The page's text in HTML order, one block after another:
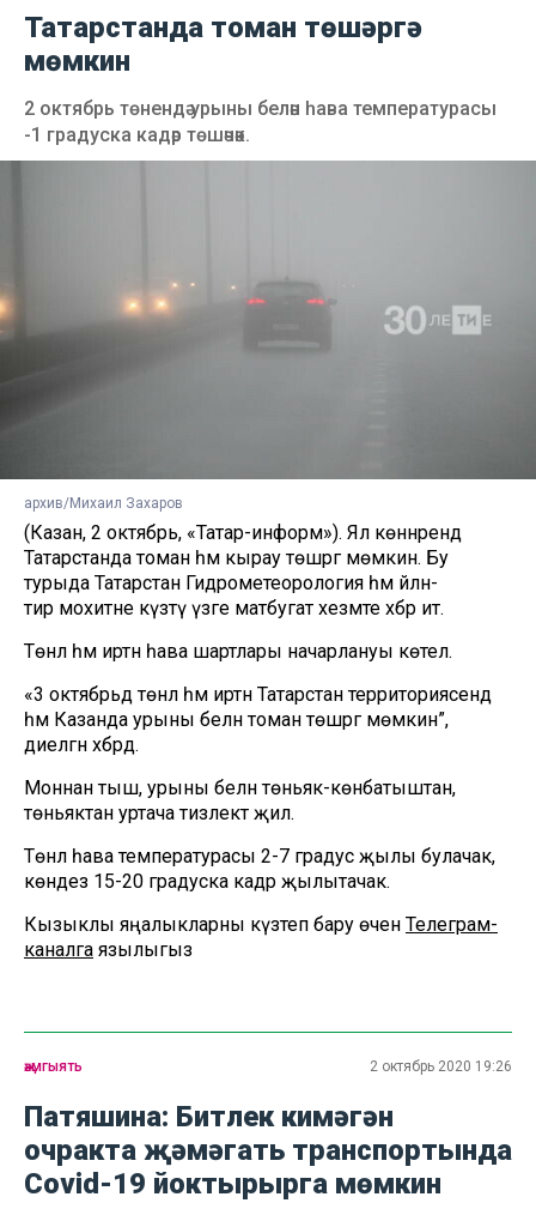
Татарстанда томан төшәргә
мөмкин
2 октябрь төнендә урыны белән һава температурасы
-1 градуска кадәр төшәчәк.
архив/Михаил Захаров
(Казан, 2 октябрь, «Татар-информ»). Ял көннәрендә
Татарстанда томан һәм кырау төшәргә мөмкин. Бу
турыда Татарстан Гидрометеорология һәм әйләнә-
тирә мохитне күзәтү үзәге матбугат хезмәте хәбәр итә.
Төнлә һәм иртән һава шартлары начарлануы көтелә.
«3 октябрьдә төнлә һәм иртән Татарстан территориясендә
һәм Казанда урыны белән томан төшәргә мөмкин”,
диелгән хәбәрдә.
Моннан тыш, урыны белән төньяк-көнбатыштан,
төньяктан уртача тизлектә җил.
Төнлә һава температурасы 2-7 градус җылы булачак, ә
көндез 15-20 градуска кадәр җылытачак.
Кызыклы яңалыкларны күзәтеп бару өчен Телеграм-
каналга язылыгыз
җәмгыять 2 октябрь 2020 19:26
Патяшина: Битлек кимәгән
очракта җәмәгать транспортында
Covid-19 йоктырырга мөмкин